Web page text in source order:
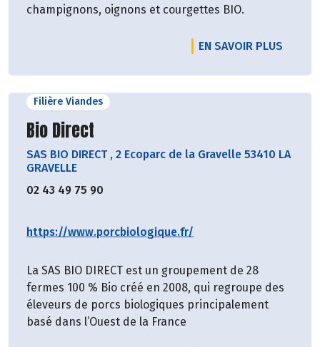
champignons, oignons et courgettes BIO.
EN SAVOIR PLUS
Filière Viandes
Découvrir le producteur
Bio Direct
SAS BIO DIRECT , 2 Ecoparc de la Gravelle 53410 LA
GRAVELLE
02 43 49 75 90
https://www.porcbiologique.fr/
La SAS BIO DIRECT est un groupement de 28
fermes 100 % Bio créé en 2008, qui regroupe des
éleveurs de porcs biologiques principalement
basé dans l’Ouest de la France